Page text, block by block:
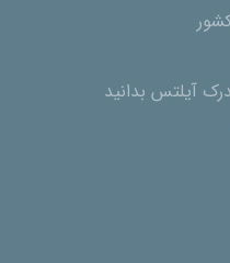
آیلتس بدانید